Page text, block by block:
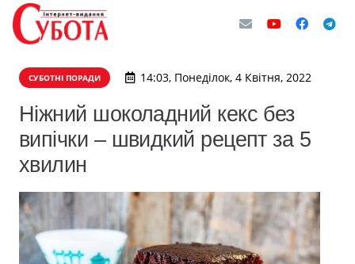
СУБОТНІ ПОРАДИ 14:03, Понеділок, 4 Квітня, 2022
Ніжний шоколадний кекс без
випічки – швидкий рецепт за 5
хвилин